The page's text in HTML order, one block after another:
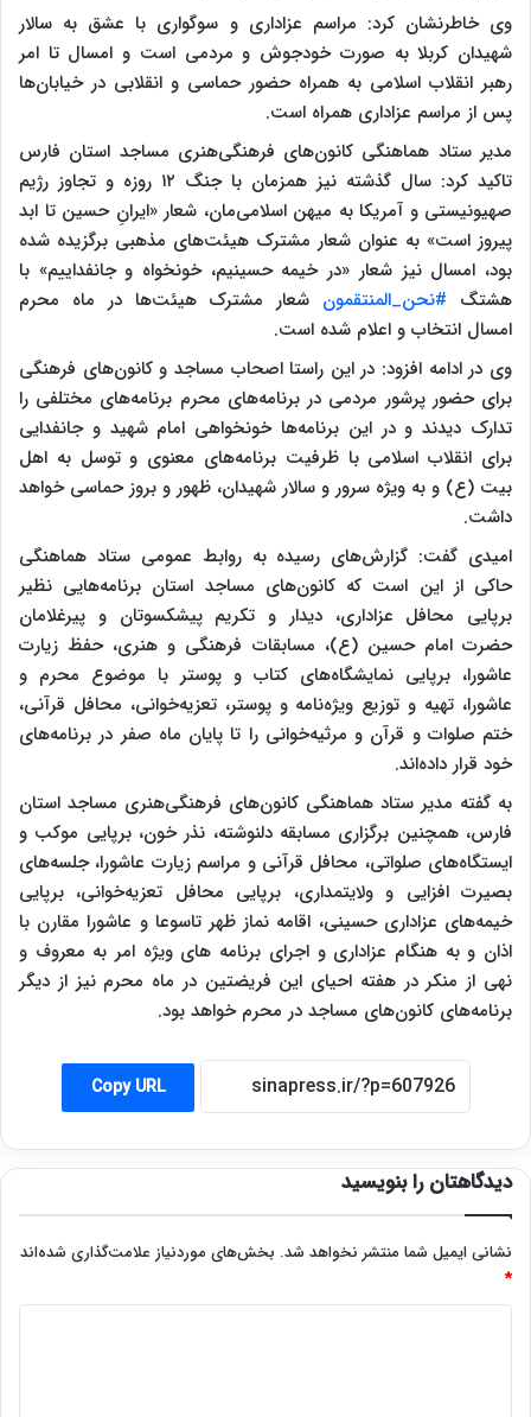
وی خاطرنشان کرد: مراسم عزاداری و سوگواری با عشق به سالار
شهیدان کربلا به صورت خودجوش و مردمی است و امسال تا امر
رهبر انقلاب اسلامی به همراه حضور حماسی و انقلابی در خیابان‌ها
پس از مراسم عزاداری همراه است.
مدیر ستاد هماهنگی کانون‌های فرهنگی‌هنری مساجد استان فارس
تاکید کرد: سال گذشته نیز همزمان با جنگ ۱۲ روزه و تجاوز رژیم
صهیونیستی و آمریکا به میهن اسلامی‌مان، شعار «ایرانِ حسین تا ابد
پیروز است» به عنوان شعار مشترک هیئت‌های مذهبی برگزیده شده
بود، امسال نیز شعار «در خیمه حسینیم، خونخواه و جانفداییم» با
هشتگ #نحن_المنتقمون شعار مشترک هیئت‌ها در ماه محرم
امسال انتخاب و اعلام شده است.
وی در ادامه افزود: در این راستا اصحاب مساجد و کانون‌های فرهنگی
برای حضور پرشور مردمی در برنامه‌های محرم برنامه‌های مختلفی را
تدارک دیدند و در این برنامه‌ها‌ خونخواهی امام شهید و جانفدایی
برای انقلاب اسلامی با ظرفیت برنامه‌های معنوی و توسل به اهل
بیت (ع) و به ویژه سرور و سالار شهیدان، ظهور و بروز حماسی خواهد
داشت.
امیدی گفت: گزارش‌های رسیده به روابط عمومی ستاد هماهنگی
حاکی از این است که کانون‌های مساجد استان برنامه‌هایی نظیر
برپایی محافل عزاداری، دیدار و تکریم پیشکسوتان و پیرغلامان
حضرت امام حسین (ع)، مسابقات فرهنگی و هنری، حفظ زیارت
عاشورا، برپایی نمایشگاه‌های کتاب و پوستر با موضوع محرم و
عاشورا، تهیه و توزیع ویژه‌نامه و پوستر، تعزیه‌خوانی، محافل قرآنی،
ختم صلوات و قرآن و مرثیه‌خوانی را تا پایان ماه صفر در برنامه‌های
خود قرار داده‌اند.
به گفته مدیر ستاد هماهنگی کانون‌های فرهنگی‌هنری مساجد استان
فارس، همچنین برگزاری مسابقه دلنوشته، نذر خون، برپایی موکب و
ایستگاه‌های صلواتی، محافل قرآنی و مراسم زیارت عاشورا، جلسه‌های
بصیرت افزایی و ولایتمداری، برپایی محافل تعزیه‌خوانی، برپایی
خیمه‌های عزاداری حسینی، اقامه نماز ظهر تاسوعا و عاشورا مقارن با
اذان و به هنگام عزاداری و اجرای برنامه های ویژه امر به معروف و
نهی از منکر در هفته احیای این فریضتین در ماه محرم نیز از دیگر
برنامه‌های کانون‌های مساجد در محرم خواهد بود.
Copy URL
دیدگاهتان را بنویسید
نشانی ایمیل شما منتشر نخواهد شد. بخش‌های موردنیاز علامت‌گذاری شده‌اند
*